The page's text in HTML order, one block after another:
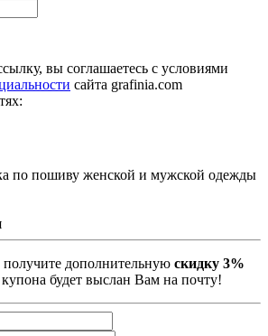
вы соглашаетесь с условиями
сайта grafinia.com
по пошиву женской и мужской одежды
получите дополнительную скидку 3%
будет выслан Вам на почту!